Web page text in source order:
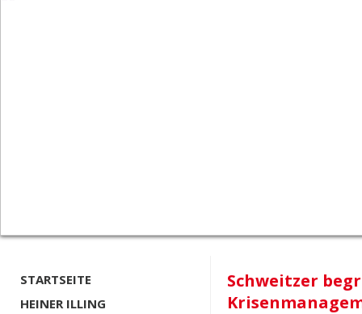
STARTSEITE
HEINER ILLING
Schweitzer